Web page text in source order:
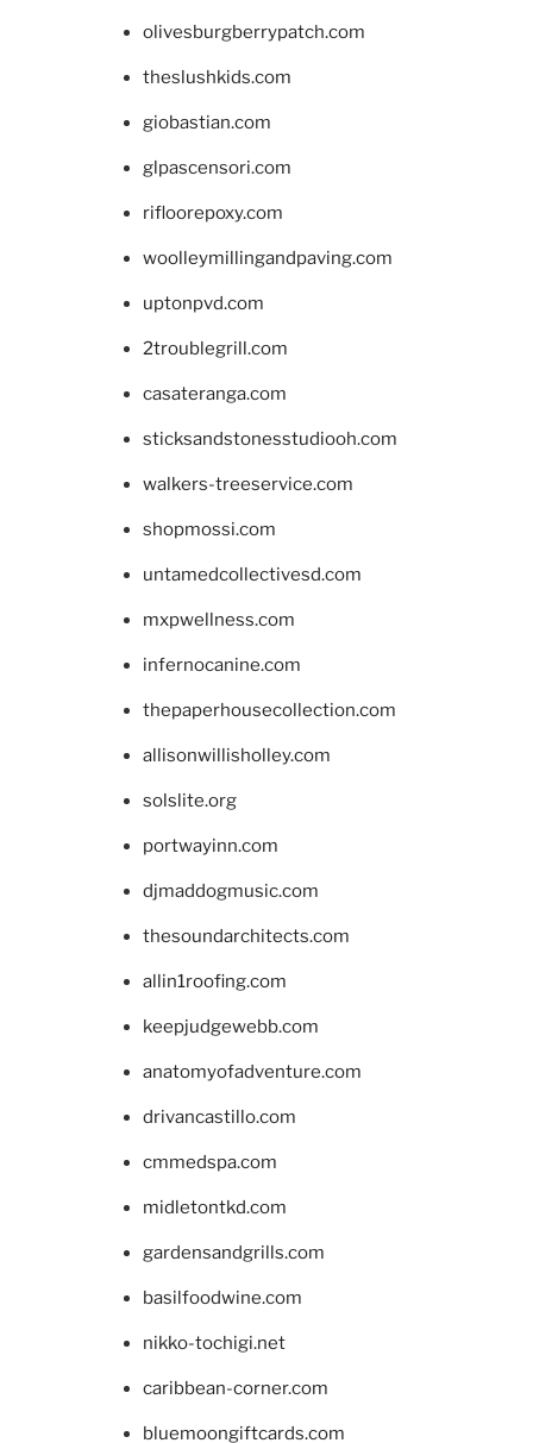
olivesburgberrypatch.com
theslushkids.com
giobastian.com
glpascensori.com
rifloorepoxy.com
woolleymillingandpaving.com
uptonpvd.com
2troublegrill.com
casateranga.com
sticksandstonesstudiooh.com
walkers-treeservice.com
shopmossi.com
untamedcollectivesd.com
mxpwellness.com
infernocanine.com
thepaperhousecollection.com
allisonwillisholley.com
solslite.org
portwayinn.com
djmaddogmusic.com
thesoundarchitects.com
allin1roofing.com
keepjudgewebb.com
anatomyofadventure.com
drivancastillo.com
cmmedspa.com
midletontkd.com
gardensandgrills.com
basilfoodwine.com
nikko-tochigi.net
caribbean-corner.com
bluemoongiftcards.com